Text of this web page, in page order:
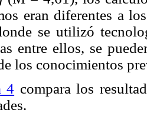
eran diferentes a
se utilizó
entre ellos, se
los conocimientos
4 compara los